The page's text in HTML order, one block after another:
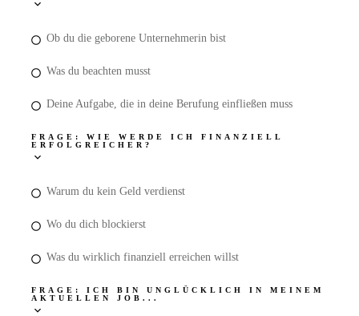
Ob du die geborene Unternehmerin bist
Was du beachten musst
Deine Aufgabe, die in deine Berufung einfließen muss
FRAGE: WIE WERDE ICH FINANZIELL
ERFOLGREICHER?
Warum du kein Geld verdienst
Wo du dich blockierst
Was du wirklich finanziell erreichen willst
FRAGE: ICH BIN UNGLÜCKLICH IN MEINEM
AKTUELLEN JOB...